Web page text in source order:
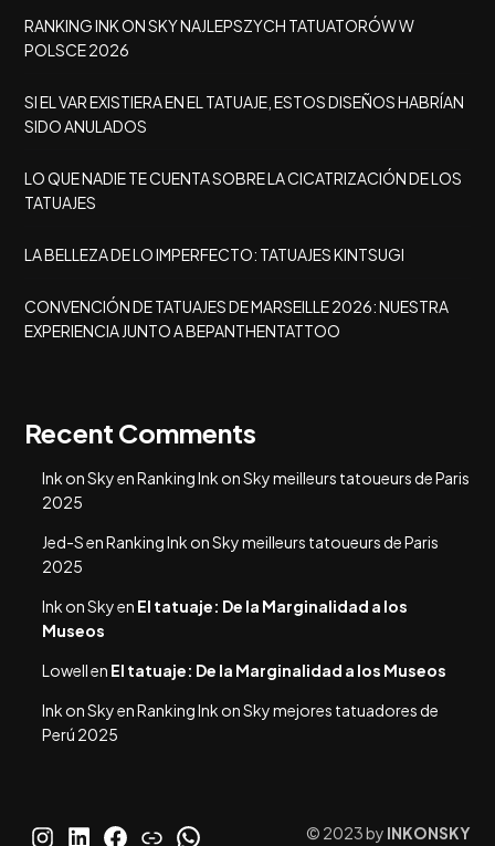
RANKING INK ON SKY NAJLEPSZYCH TATUATORÓW W
POLSCE 2026
SI EL VAR EXISTIERA EN EL TATUAJE, ESTOS DISEÑOS HABRÍAN
SIDO ANULADOS
LO QUE NADIE TE CUENTA SOBRE LA CICATRIZACIÓN DE LOS
TATUAJES
LA BELLEZA DE LO IMPERFECTO: TATUAJES KINTSUGI
CONVENCIÓN DE TATUAJES DE MARSEILLE 2026: NUESTRA
EXPERIENCIA JUNTO A BEPANTHENTATTOO
Recent Comments
Ink on SkyenRanking Ink on Sky meilleurs tatoueurs de Paris
2025
Jed-SenRanking Ink on Sky meilleurs tatoueurs de Paris
2025
Ink on Skyen El tatuaje: De la Marginalidad a los
Museos
Lowellen El tatuaje: De la Marginalidad a los Museos
Ink on SkyenRanking Ink on Sky mejores tatuadores de
Perú 2025
Instagram
LinkedInFacebook
Link WhatsApp© 2023by INKONSKY